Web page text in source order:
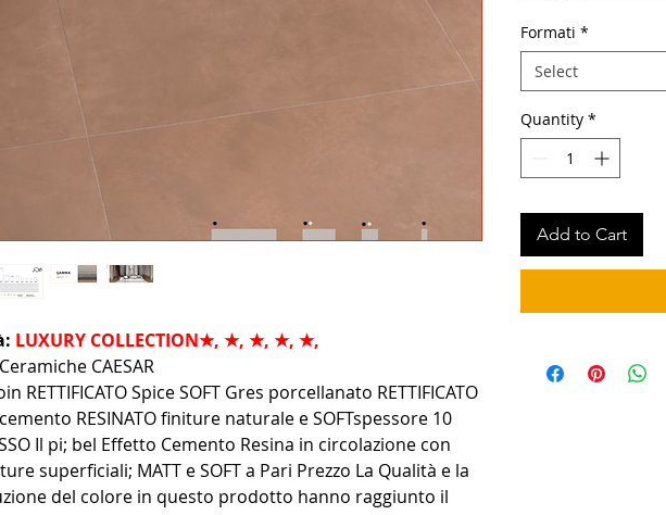
LUXURY COLLECTION★, ★, ★, ★, ★,
Ceramiche CAESAR
RETTIFICATO Spice SOFT Gres porcellanato RETTIFICATO
RESINATO finiture naturale e SOFTspessore 10
Il pi; bel Effetto Cemento Resina in circolazione con
superficiali; MATT e SOFT a Pari Prezzo La Qualità e la
del colore in questo prodotto hanno raggiunto il
Formati *
Select
Quantity *
Add to Cart